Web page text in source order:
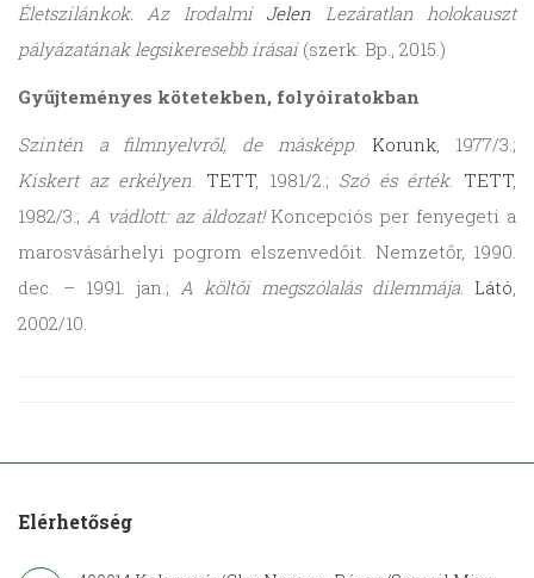
Életszilánkok. Az Irodalmi Jelen Lezáratlan holokauszt
pályázatának legsikeresebb írásai(szerk. Bp., 2015.)
Gyűjteményes kötetekben, folyóiratokban
Szintén a filmnyelvről, de másképp. Korunk, 1977/3.;
Kiskert az erkélyen. TETT, 1981/2.; Szó és érték. TETT,
1982/3.; A vádlott: az áldozat!Koncepciós per fenyegeti a
marosvásárhelyi pogrom elszenvedőit. Nemzetőr, 1990.
dec. – 1991. jan.; A költői megszólalás dilemmája. Látó,
2002/10.
Elérhetőség